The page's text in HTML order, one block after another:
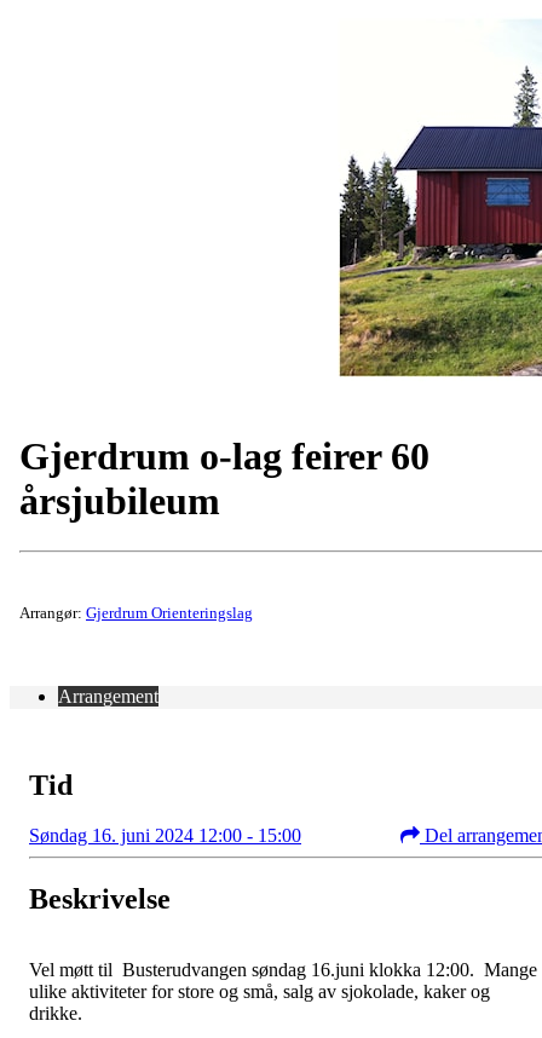
Gjerdrum o-lag feirer 60
årsjubileum
Arrangør: Gjerdrum Orienteringslag
Arrangement
Tid
Søndag 16. juni 2024 12:00 - 15:00 Del
Beskrivelse
Vel møtt til Busterudvangen søndag 16.juni klokka 12:00. Mange
ulike aktiviteter for store og små, salg av sjokolade, kaker og
drikke.